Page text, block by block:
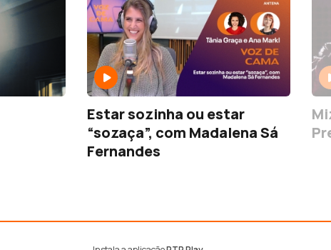
Estar sozinha ou estar
“sozaça”, com Madalena Sá
Fernandes